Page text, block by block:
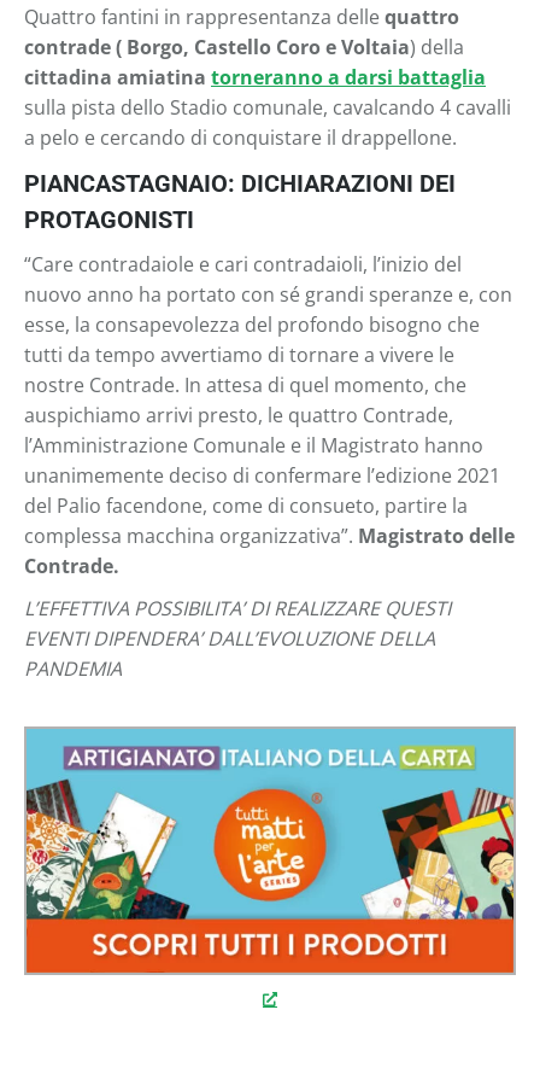
Quattro fantini in rappresentanza delle quattro
contrade ( Borgo, Castello Coro e Voltaia) della
cittadina amiatina torneranno a darsi battaglia
sulla pista dello Stadio comunale, cavalcando 4 cavalli
a pelo e cercando di conquistare il drappellone.
PIANCASTAGNAIO: DICHIARAZIONI DEI
PROTAGONISTI
“Care contradaiole e cari contradaioli, l’inizio del
nuovo anno ha portato con sé grandi speranze e, con
esse, la consapevolezza del profondo bisogno che
tutti da tempo avvertiamo di tornare a vivere le
nostre Contrade. In attesa di quel momento, che
auspichiamo arrivi presto, le quattro Contrade,
l’Amministrazione Comunale e il Magistrato hanno
unanimemente deciso di confermare l’edizione 2021
del Palio facendone, come di consueto, partire la
complessa macchina organizzativa”. Magistrato delle
Contrade.
L’EFFETTIVA POSSIBILITA’ DI REALIZZARE QUESTI
EVENTI DIPENDERA’ DALL’EVOLUZIONE DELLA
PANDEMIA